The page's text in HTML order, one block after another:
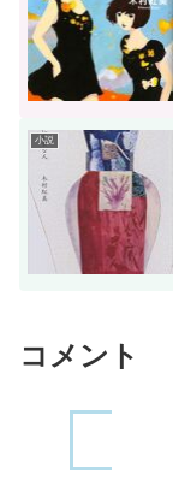
小説
コメント